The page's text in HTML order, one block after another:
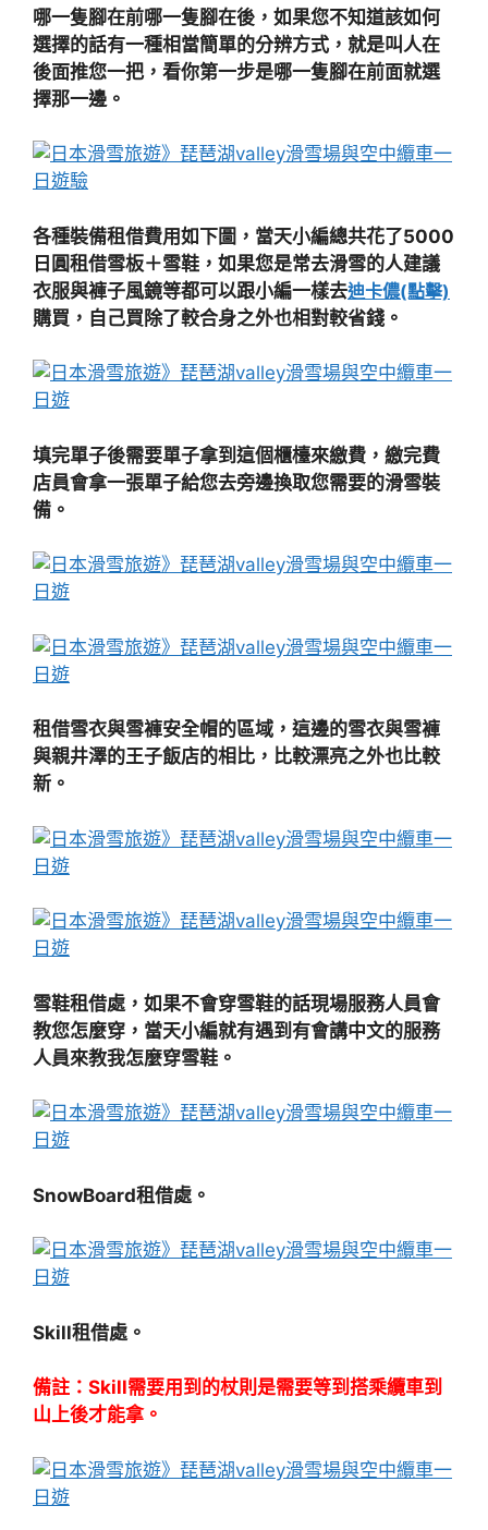
哪一隻腳在前哪一隻腳在後，如果您不知道該如何
選擇的話有一種相當簡單的分辨方式，就是叫人在
後面推您一把，看你第一步是哪一隻腳在前面就選
擇那一邊。
各種裝備租借費用如下圖，當天小編總共花了5000
日圓租借雪板＋雪鞋，如果您是常去滑雪的人建議
衣服與褲子風鏡等都可以跟小編一樣去迪卡儂(點擊)
購買，自己買除了較合身之外也相對較省錢。
填完單子後需要單子拿到這個櫃檯來繳費，繳完費
店員會拿一張單子給您去旁邊換取您需要的滑雪裝
備。
租借雪衣與雪褲安全帽的區域，這邊的雪衣與雪褲
與親井澤的王子飯店的相比，比較漂亮之外也比較
新。
雪鞋租借處，如果不會穿雪鞋的話現場服務人員會
教您怎麼穿，當天小編就有遇到有會講中文的服務
人員來教我怎麼穿雪鞋。
SnowBoard租借處。
Skill租借處。
備註：Skill需要用到的杖則是需要等到搭乘纜車到
山上後才能拿。